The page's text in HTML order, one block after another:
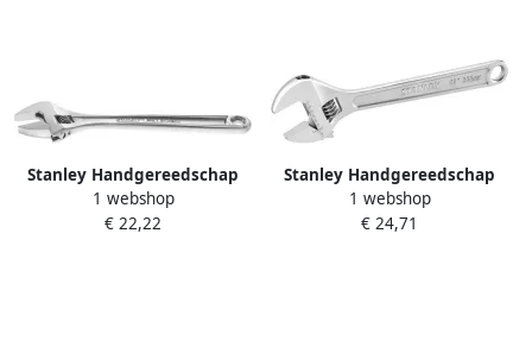
Stanley Handgereedschap
Stanley FatMax Verstelbare
Moersleutel 300mm x 43mm
1 webshop
€ 22,22
Stanley Handgereedschap
Verstelbare Moersleutel
metaal 300mm x 36mm
1 webshop
€ 24,71